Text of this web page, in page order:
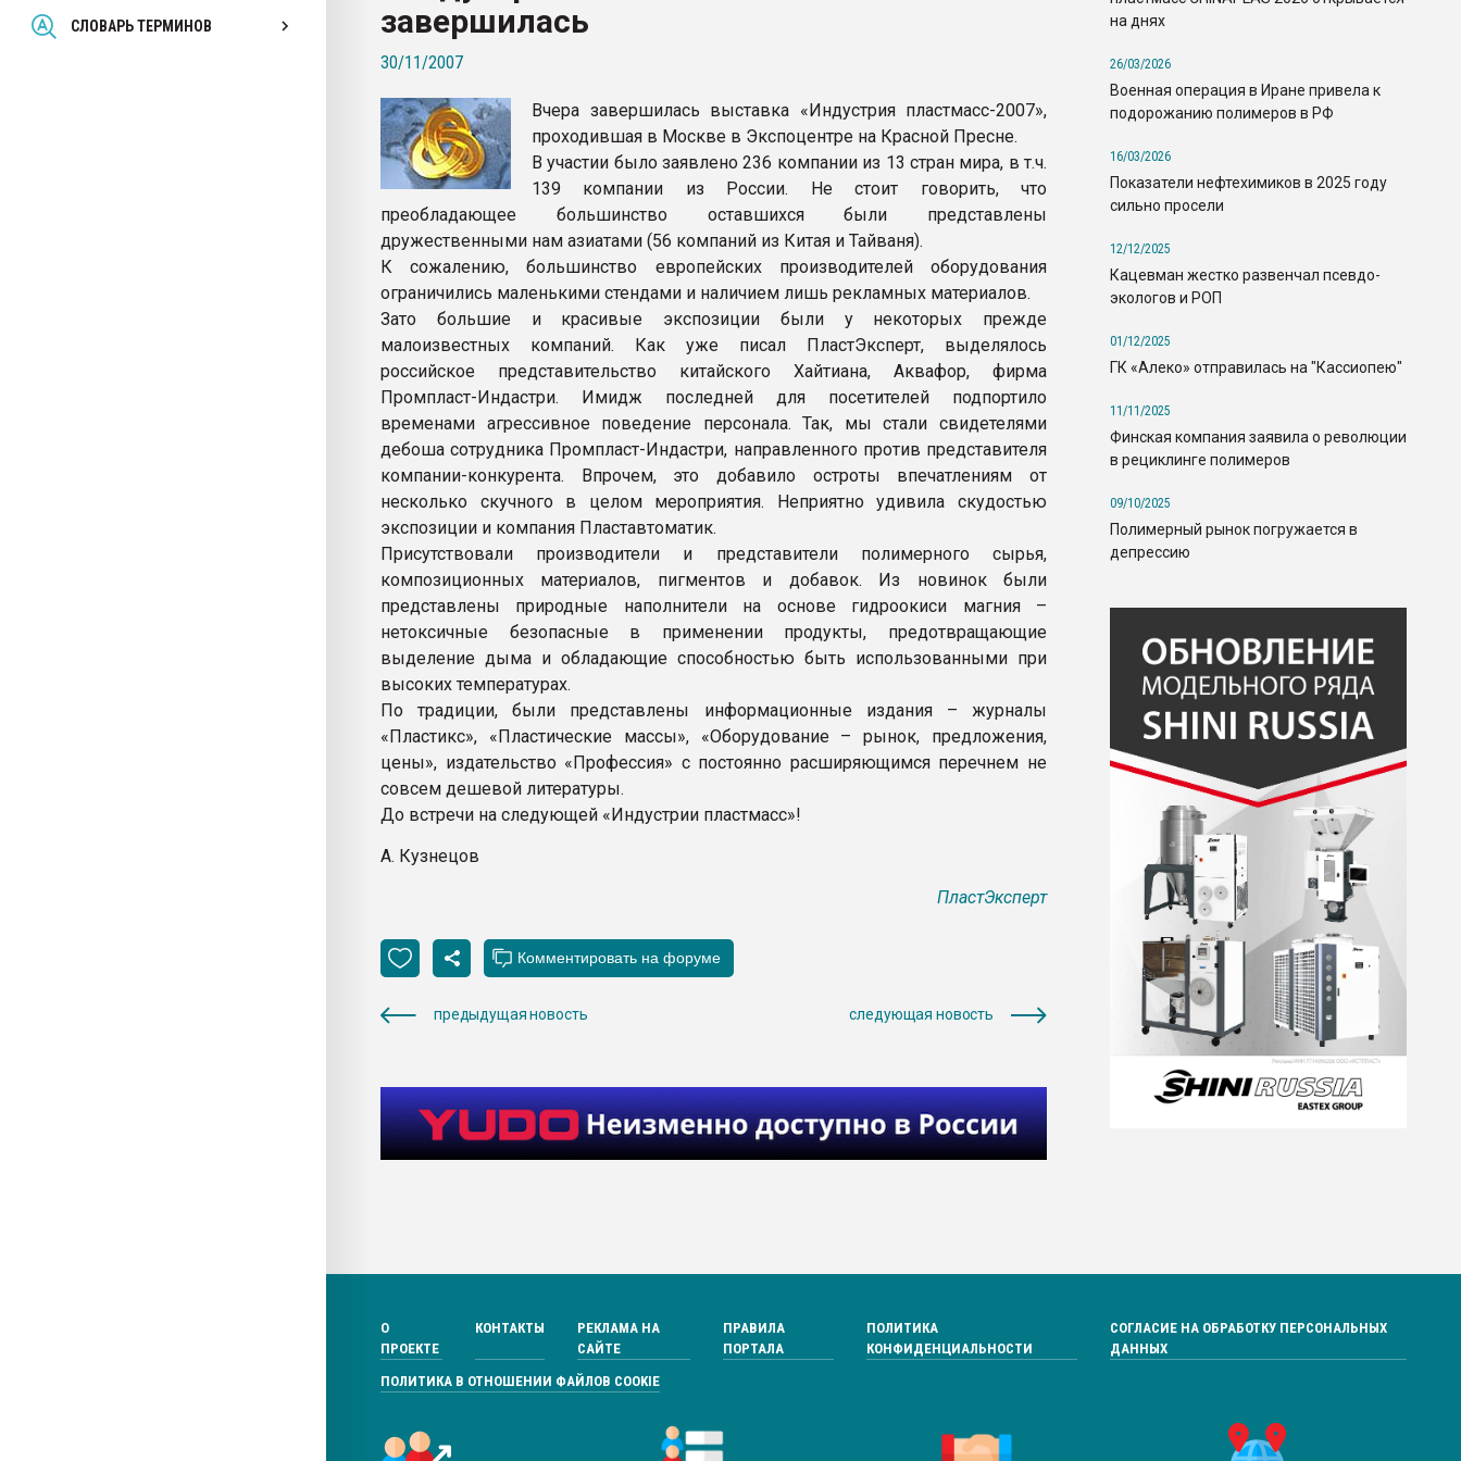
СЛОВАРЬ ТЕРМИНОВ
Всё, что касается выдува ПЭТ
бутылок
ПЕРЕЙТИ НА ФОРУМ
завершилась
30/11/2007
Вчера завершилась выставка «Индустрия пластмасс-2007»,
проходившая в Москве в Экспоцентре на Красной Пресне.
В участии было заявлено 236 компании из 13 стран мира, в т.ч.
139 компании из России. Не стоит говорить, что
преобладающее большинство оставшихся были представлены
дружественными нам азиатами (56 компаний из Китая и Тайваня).
К сожалению, большинство европейских производителей оборудования
ограничились маленькими стендами и наличием лишь рекламных материалов.
Зато большие и красивые экспозиции были у некоторых прежде
малоизвестных компаний. Как уже писал ПластЭксперт, выделялось
российское представительство китайского Хайтиана, Аквафор, фирма
Промпласт-Индастри. Имидж последней для посетителей подпортило
временами агрессивное поведение персонала. Так, мы стали свидетелями
дебоша сотрудника Промпласт-Индастри, направленного против представителя
компании-конкурента. Впрочем, это добавило остроты впечатлениям от
несколько скучного в целом мероприятия. Неприятно удивила скудостью
экспозиции и компания Пластавтоматик.
Присутствовали производители и представители полимерного сырья,
композиционных материалов, пигментов и добавок. Из новинок были
представлены природные наполнители на основе гидроокиси магния –
нетоксичные безопасные в применении продукты, предотвращающие
выделение дыма и обладающие способностью быть использованными при
высоких температурах.
По традиции, были представлены информационные издания – журналы
«Пластикс», «Пластические массы», «Оборудование – рынок, предложения,
цены», издательство «Профессия» с постоянно расширяющимся перечнем не
совсем дешевой литературы.
До встречи на следующей «Индустрии пластмасс»!
А. Кузнецов
ПластЭксперт
предыдущая новость следующая новость
на днях
26/03/2026
Военная операция в Иране привела к
подорожанию полимеров в РФ
16/03/2026
Показатели нефтехимиков в 2025 году
сильно просели
12/12/2025
Кацевман жестко развенчал псевдо-
экологов и РОП
01/12/2025
ГК «Алеко» отправилась на "Кассиопею"
11/11/2025
Финская компания заявила о революции
в рециклинге полимеров
09/10/2025
Полимерный рынок погружается в
депрессию
О
ПРОЕКТЕ
КОНТАКТЫ
РЕКЛАМА НА
САЙТЕ
ПРАВИЛА
ПОРТАЛА
ПОЛИТИКА
КОНФИДЕНЦИАЛЬНОСТИ
СОГЛАСИЕ НА ОБРАБОТКУ ПЕРСОНАЛЬНЫХ
ДАННЫХ
ПОЛИТИКА В ОТНОШЕНИИ ФАЙЛОВ COOKIE